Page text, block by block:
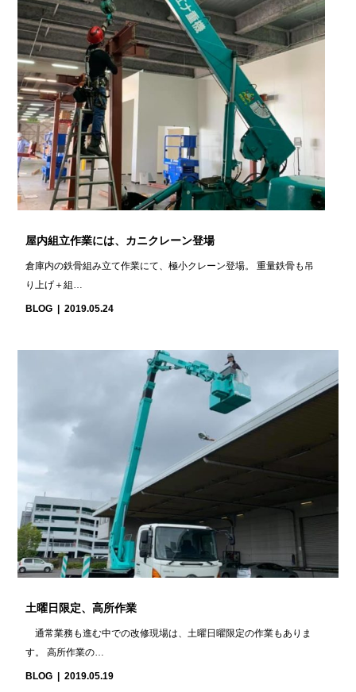
屋内組立作業には、カニクレーン登場
倉庫内の鉄骨組み立て作業にて、極小クレーン登場。 重量鉄骨も吊
り上げ＋組…
BLOG 2019.05.24
土曜日限定、高所作業
通常業務も進む中での改修現場は、土曜日曜限定の作業もありま
す。 高所作業の…
BLOG 2019.05.19